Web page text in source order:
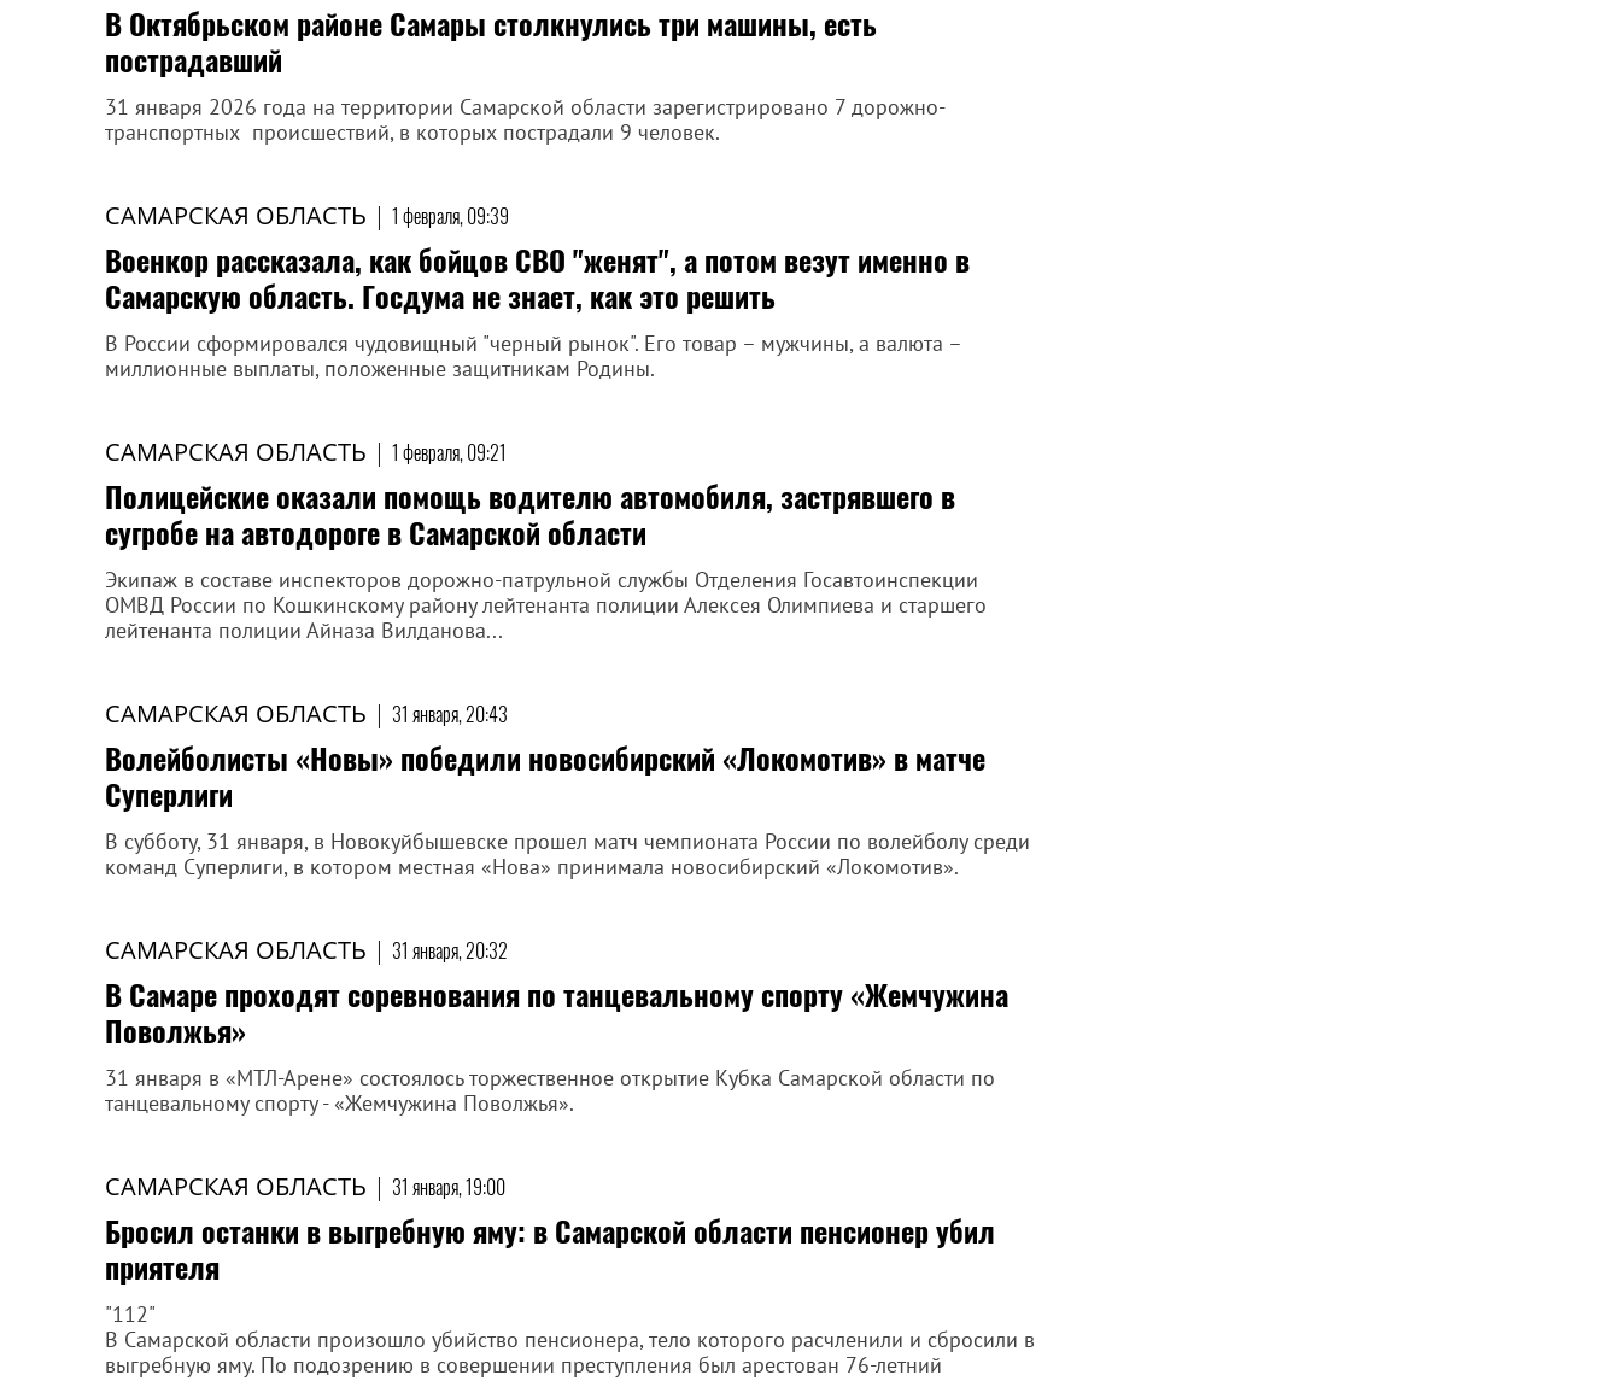
В Октябрьском районе Самары столкнулись три машины, есть
пострадавший
31 января 2026 года на территории Самарской области зарегистрировано 7 дорожно-
транспортных происшествий, в которых пострадали 9 человек.
САМАРСКАЯ ОБЛАСТЬ | 1 февраля, 09:39
Военкор рассказала, как бойцов СВО "женят", а потом везут именно в
Самарскую область. Госдума не знает, как это решить
В России сформировался чудовищный "черный рынок". Его товар – мужчины, а валюта –
миллионные выплаты, положенные защитникам Родины.
САМАРСКАЯ ОБЛАСТЬ | 1 февраля, 09:21
Полицейские оказали помощь водителю автомобиля, застрявшего в
сугробе на автодороге в Самарской области
Экипаж в составе инспекторов дорожно-патрульной службы Отделения Госавтоинспекции
ОМВД России по Кошкинскому району лейтенанта полиции Алексея Олимпиева и старшего
лейтенанта полиции Айназа Вилданова...
САМАРСКАЯ ОБЛАСТЬ | 31 января, 20:43
Волейболисты «Новы» победили новосибирский «Локомотив» в матче
Суперлиги
В субботу, 31 января, в Новокуйбышевске прошел матч чемпионата России по волейболу среди
команд Суперлиги, в котором местная «Нова» принимала новосибирский «Локомотив».
САМАРСКАЯ ОБЛАСТЬ | 31 января, 20:32
В Самаре проходят соревнования по танцевальному спорту «Жемчужина
Поволжья»
31 января в «МТЛ-Арене» состоялось торжественное открытие Кубка Самарской области по
танцевальному спорту - «Жемчужина Поволжья».
САМАРСКАЯ ОБЛАСТЬ | 31 января, 19:00
Бросил останки в выгребную яму: в Самарской области пенсионер убил
приятеля
"112"
В Самарской области произошло убийство пенсионера, тело которого расчленили и сбросили в
выгребную яму. По подозрению в совершении преступления был арестован 76-летний